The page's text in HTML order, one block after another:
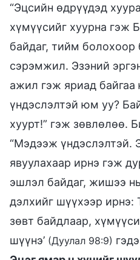
“Эцсийн өдрүүдэд
хүмүүсийг хуурна гэж
байдаг, тийм
сэрэмжил. Эзэний
ажил гэж яриад
үндэслэлтэй юм уу?
хуурт!” гэж зөвлөлөө.
“Мэдээж үндэслэлтэй.
явуулахаар ирнэ гэж
эшлэл байдаг, жишээ
дэлхийг шүүхээр ирнэ:
зөвт байдлаар,
шүүнэ’ (Дуулал 98:9)